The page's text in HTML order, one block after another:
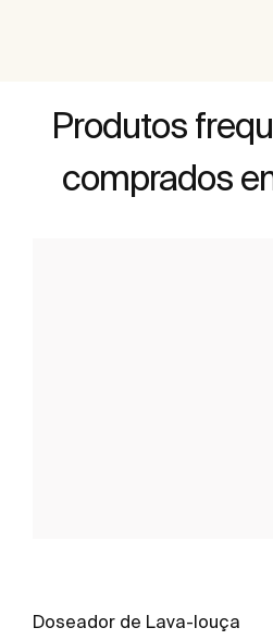
Produtos
comprados
Doseador de Lava-louça